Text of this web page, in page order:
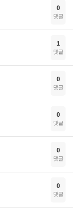
0
댓글
1
댓글
0
댓글
0
댓글
0
댓글
0
댓글